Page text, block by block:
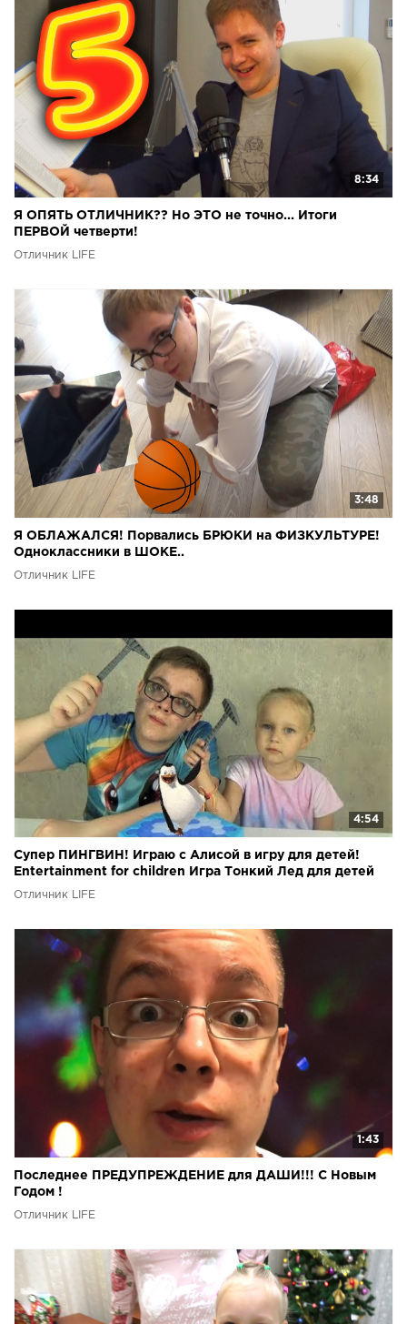
8:34
Я ОПЯТЬ ОТЛИЧНИК?? Но ЭТО не точно... Итоги
ПЕРВОЙ четверти!
Отличник LIFE
3:48
Я ОБЛАЖАЛСЯ! Порвались БРЮКИ на ФИЗКУЛЬТУРЕ!
Одноклассники в ШОКЕ..
Отличник LIFE
4:54
Супер ПИНГВИН! Играю с Алисой в игру для детей!
Entertainment for children Игра Тонкий Лед для детей
Отличник LIFE
1:43
Последнее ПРЕДУПРЕЖДЕНИЕ для ДАШИ!!! С Новым
Годом !
Отличник LIFE